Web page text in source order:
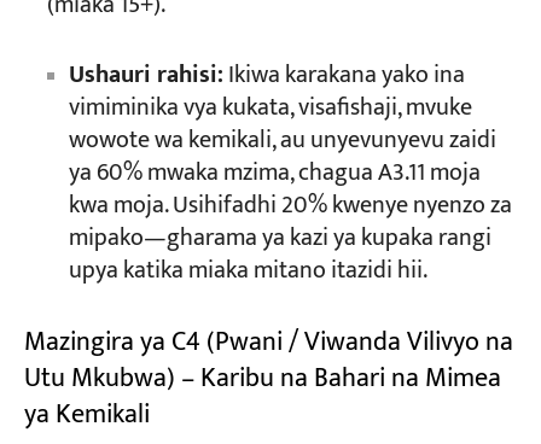
Ushauri rahisi:Ikiwa karakana yako ina
vimiminika vya kukata, visafishaji, mvuke
wowote wa kemikali, au unyevunyevu zaidi
ya 60% mwaka mzima, chagua A3.11 moja
kwa moja. Usihifadhi 20% kwenye nyenzo za
mipako—gharama ya kazi ya kupaka rangi
upya katika miaka mitano itazidi hii.
Mazingira ya C4 (Pwani / Viwanda Vilivyo na
Utu Mkubwa) – Karibu na Bahari na Mimea
ya Kemikali